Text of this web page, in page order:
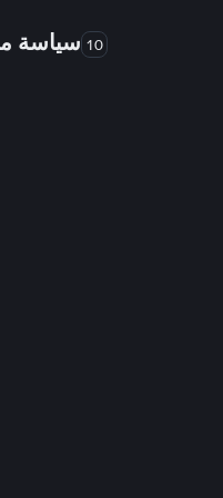
10 سياسة